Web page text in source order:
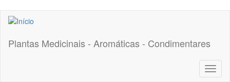
Pular
para
conteúdo
Plantas Medicinais - Aromáticas - Condimentares